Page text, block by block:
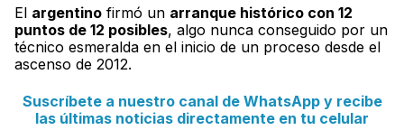
El argentino firmó un arranque histórico con 12
puntos de 12 posibles, algo nunca conseguido por un
técnico esmeralda en el inicio de un proceso desde el
ascenso de 2012.
Suscríbete a nuestro canal de WhatsApp y recibe
las últimas noticias directamente en tu celular